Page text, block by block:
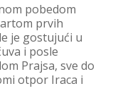
pobedom
prvih
je gostujući u
i posle
Prajsa, sve do
otpor Iraca i